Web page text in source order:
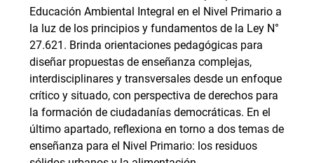
Educación Ambiental Integral en el Nivel Primario a
la luz de los principios y fundamentos de la Ley N°
27.621. Brinda orientaciones pedagógicas para
diseñar propuestas de enseñanza complejas,
interdisciplinares y transversales desde un enfoque
crítico y situado, con perspectiva de derechos para
la formación de ciudadanías democráticas. En el
último apartado, reflexiona en torno a dos temas de
enseñanza para el Nivel Primario: los residuos